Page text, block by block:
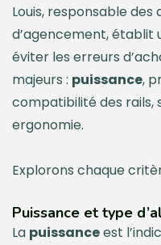
Louis, responsable des
d’agencement, établit
éviter les erreurs
majeurs : puissance,
compatibilité des rails,
ergonomie.
Explorons chaque
Puissance et type
La puissanceest